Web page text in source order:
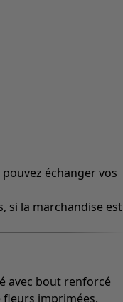
échanger vos
si la marchandise est
avec bout renforcé
fleurs imprimées.